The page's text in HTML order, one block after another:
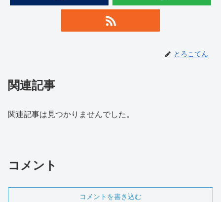
とろこてん
関連記事
関連記事は見つかりませんでした。
コメント
コメントを書き込む